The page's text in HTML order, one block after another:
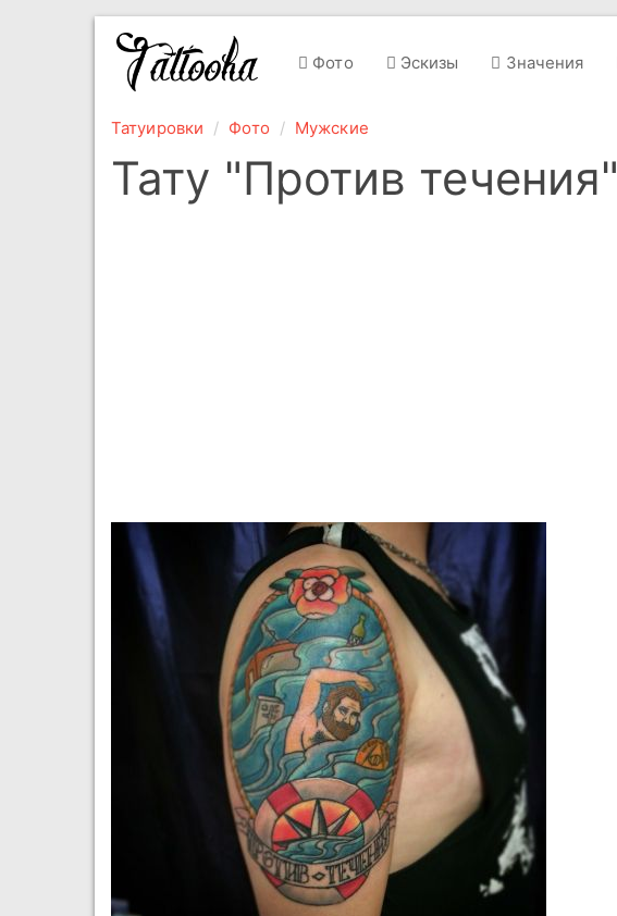
Фото Эскизы Значения
Татуировки Фото Мужские
Тату "Против течения"